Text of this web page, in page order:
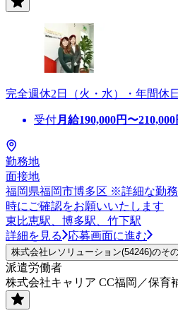
完全週休2日（火・水）・年間休
受付月給190,000円〜210,000
勤務地
面接地
福岡県福岡市博多区 ※詳細な勤
時にご確認をお願いいたします
東比恵駅、博多駅、竹下駅
詳細を見る
応募画面に進む
株式会社レソリューション(54246)のそ
派遣労働者
株式会社キャリア CC福岡／保育